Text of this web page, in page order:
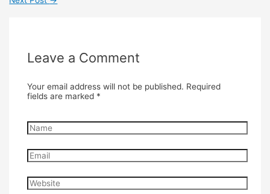
Leave a Comment
Your email address will not be published. Required
fields are marked *
Name
Email
Website